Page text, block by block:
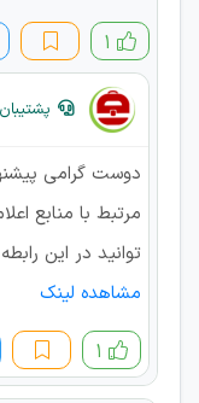
۱
دوست گرامی
مرتبط با منابع
توانید در این
مشاهده لینک
۱